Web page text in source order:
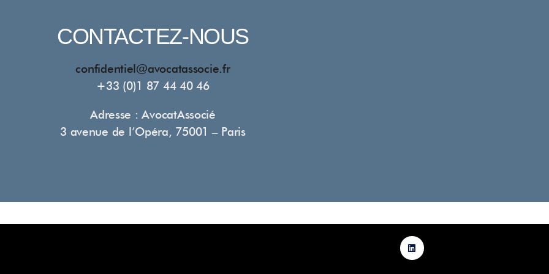
CONTACTEZ-NOUS
confidentiel@avocatassocie.fr
+33 (0)1 87 44 40 46
Adresse : AvocatAssocié
3 avenue de l’Opéra, 75001 – Paris